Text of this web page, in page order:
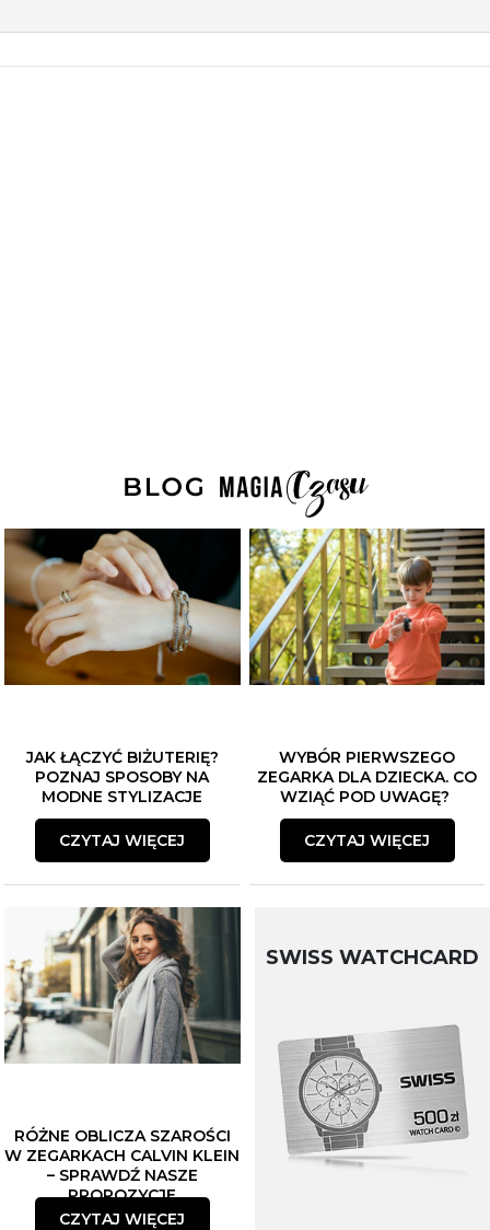
JAK ŁĄCZYĆ BIŻUTERIĘ?
POZNAJ SPOSOBY NA
MODNE STYLIZACJE
CZYTAJ WIĘCEJ
WYBÓR PIERWSZEGO
ZEGARKA DLA DZIECKA. CO
WZIĄĆ POD UWAGĘ?
CZYTAJ WIĘCEJ
RÓŻNE OBLICZA SZAROŚCI
W ZEGARKACH CALVIN KLEIN
– SPRAWDŹ NASZE
PROPOZYCJE
CZYTAJ WIĘCEJ
SWISS WATCHCARD
ZAPISZ SIĘ DO NEWSLETTERA
Czekają na Ciebie...
-10% NA ZEGARKI I BIŻUTERIĘ
-5% na smartwache
Płeć